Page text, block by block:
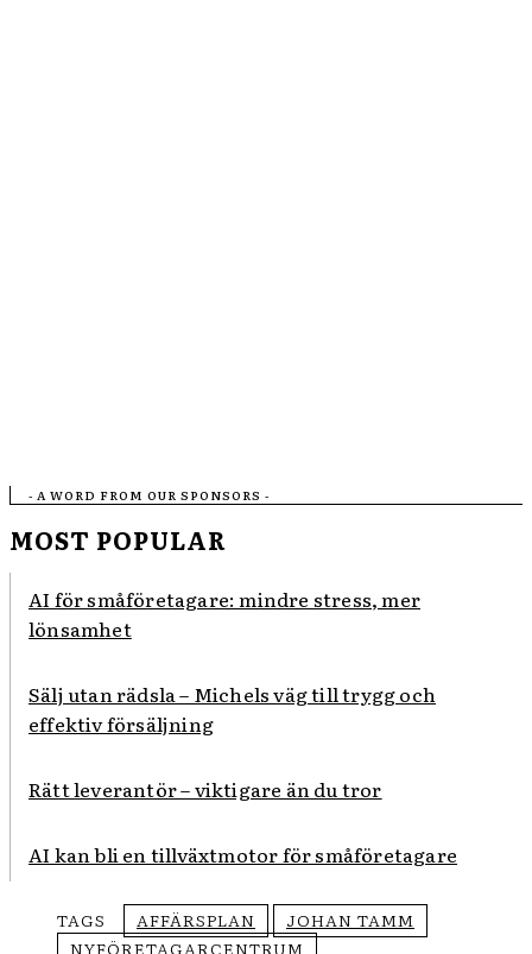
- A WORD FROM OUR SPONSORS -
MOST POPULAR
AI för småföretagare: mindre stress, mer
lönsamhet
Sälj utan rädsla – Michels väg till trygg och
effektiv försäljning
Rätt leverantör – viktigare än du tror
AI kan bli en tillväxtmotor för småföretagare
TAGS AFFÄRSPLAN
JOHAN TAMM
NYFÖRETAGARCENTRUM